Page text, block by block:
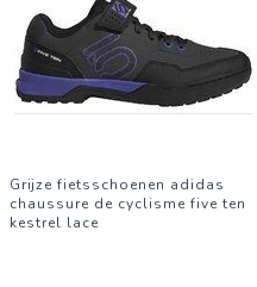
Grijze fietsschoenen adidas
chaussure de cyclisme five ten
kestrel lace